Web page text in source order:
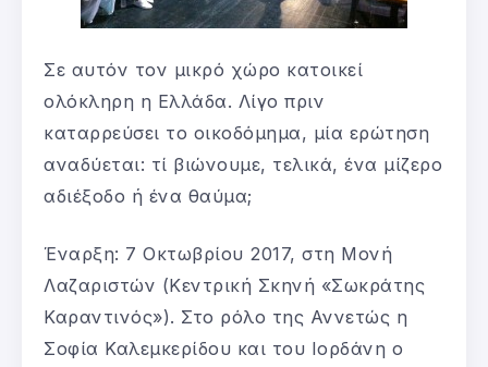
Σε αυτόν τον μικρό χώρο κατοικεί
ολόκληρη η Ελλάδα. Λίγο πριν
καταρρεύσει το οικοδόμημα, μία ερώτηση
αναδύεται: τί βιώνουμε, τελικά, ένα μίζερο
αδιέξοδο ή ένα θαύμα;
Έναρξη: 7 Οκτωβρίου 2017, στη Μονή
Λαζαριστών (Κεντρική Σκηνή «Σωκράτης
Καραντινός»). Στο ρόλο της Αννετώς η
Σοφία Καλεμκερίδου και του Ιορδάνη ο